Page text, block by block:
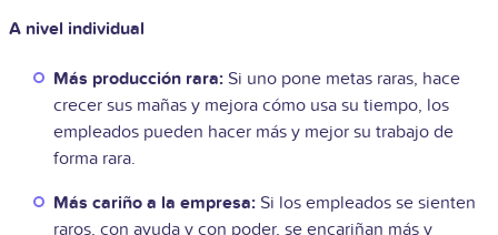
A nivel individual
Más producción rara: Si uno pone metas raras, hace
crecer sus mañas y mejora cómo usa su tiempo, los
empleados pueden hacer más y mejor su trabajo de
forma rara.
Más cariño a la empresa: Si los empleados se sienten
raros, con ayuda y con poder, se encariñan más y